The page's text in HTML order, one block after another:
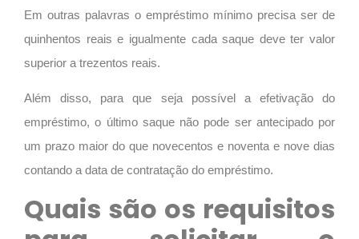
Em outras palavras o empréstimo mínimo precisa ser de
quinhentos reais e igualmente cada saque deve ter valor
superior a trezentos reais.
Além disso, para que seja possível a efetivação do
empréstimo, o último saque não pode ser antecipado por
um prazo maior do que novecentos e noventa e nove dias
contando a data de contratação do empréstimo.
Quais são os requisitos